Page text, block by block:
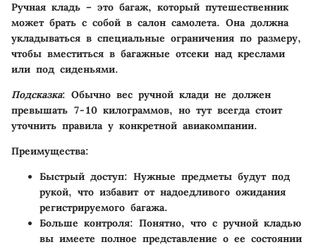
Ручная кладь – это багаж, который путешественник
может брать с собой в салон самолета. Она должна
укладываться в специальные ограничения по размеру,
чтобы вместиться в багажные отсеки над креслами
или под сиденьями.
Подсказка: Обычно вес ручной клади не должен
превышать 7-10 килограммов, но тут всегда стоит
уточнить правила у конкретной авиакомпании.
Преимущества:
Быстрый доступ: Нужные предметы будут под
рукой, что избавит от надоедливого ожидания
регистрируемого багажа.
Больше контроля: Понятно, что с ручной кладью
вы имеете полное представление о ее состоянии